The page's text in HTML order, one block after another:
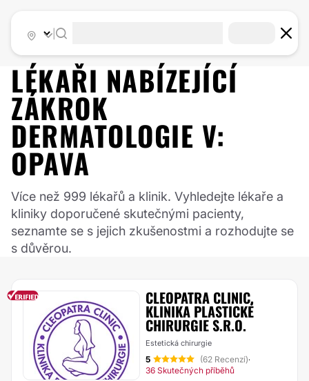
LÉKAŘI NABÍZEJÍCÍ
ZÁKROK
DERMATOLOGIE V:
OPAVA
Více než 999 lékařů a klinik. Vyhledejte lékaře a
kliniky doporučené skutečnými pacienty,
seznamte se s jejich zkušenostmi a rozhodujte se
s důvěrou.
CLEOPATRA CLINIC,
KLINIKA PLASTICKÉ
CHIRURGIE S.R.O.
Estetická chirurgie
5 (62 Recenzí)·
36 Skutečných příběhů